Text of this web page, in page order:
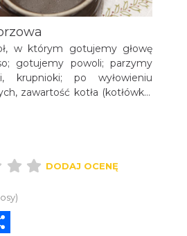
w którym gotujemy głowę
gotujemy powoli; parzymy
krupnioki; po wyłowieniu
zawartość kotła (kotłówkę)
DODAJ OCENĘ